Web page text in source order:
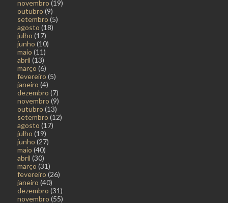
novembro (19)
outubro (9)
setembro (5)
agosto (18)
julho (17)
junho (10)
maio (11)
abril (13)
março (6)
fevereiro (5)
janeiro (4)
dezembro (7)
novembro (9)
outubro (13)
setembro (12)
agosto (17)
julho (19)
junho (27)
maio (40)
abril (30)
março (31)
fevereiro (26)
janeiro (40)
dezembro (31)
novembro (55)